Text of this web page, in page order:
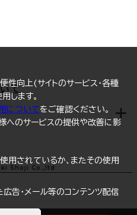
まとめて資料請求
性向上(サイトのサービス・各種
します。
についてをご確認ください。
へのサービスの提供や改善に影
用されているか、またその使用
告・メール等のコンテンツ配信
て
Shoji Co.,ltd